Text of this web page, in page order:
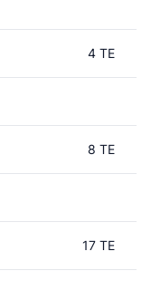
4 TE
8 TE
17 TE